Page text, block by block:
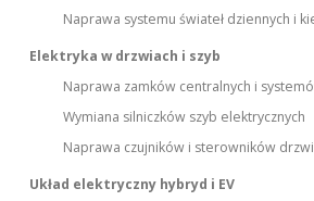
Naprawa systemu świateł dziennych i
Elektryka w drzwiach i szyb
Naprawa zamków centralnych i
Wymiana silniczków szyb elektrycznych
Naprawa czujników i sterowników drzwi
Układ elektryczny hybryd i EV